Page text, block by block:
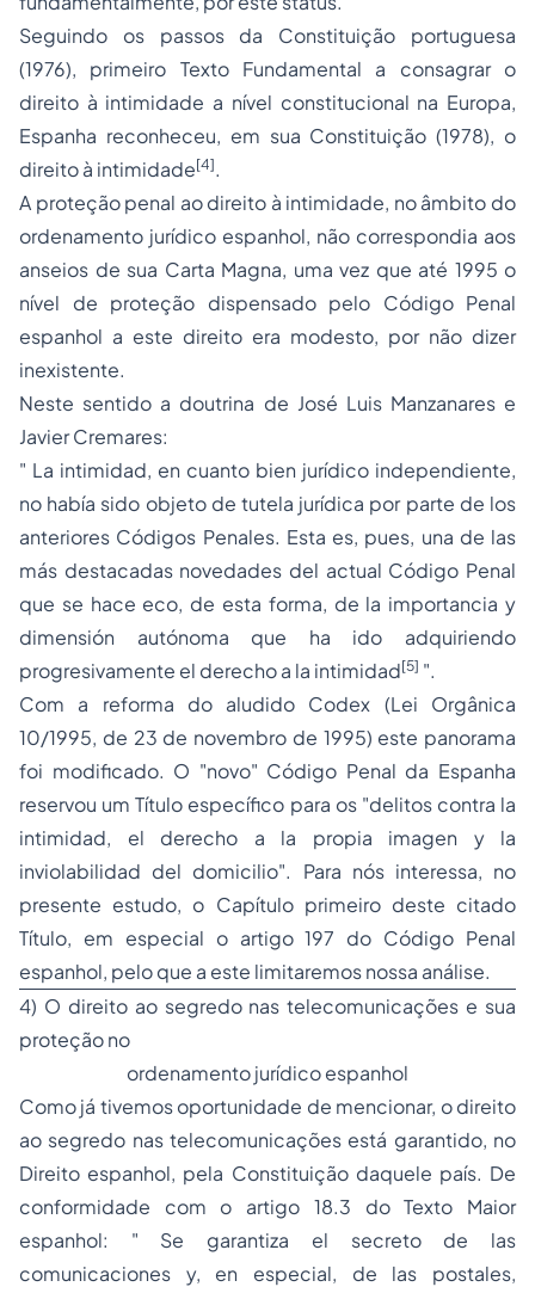
Seguindo os passos da Constituição portuguesa
(1976), primeiro Texto Fundamental a consagrar o
direito à intimidade a nível constitucional na Europa,
Espanha reconheceu, em sua Constituição (1978), o
direito à intimidade[4].
A proteção penal ao direito à intimidade, no âmbito do
ordenamento jurídico espanhol, não correspondia aos
anseios de sua Carta Magna, uma vez que até 1995 o
nível de proteção dispensado pelo Código Penal
espanhol a este direito era modesto, por não dizer
inexistente.
Neste sentido a doutrina de José Luis Manzanares e
Javier Cremares:
" La intimidad, en cuanto bien jurídico independiente,
no había sido objeto de tutela jurídica por parte de los
anteriores Códigos Penales. Esta es, pues, una de las
más destacadas novedades del actual Código Penal
que se hace eco, de esta forma, de la importancia y
dimensión autónoma que ha ido adquiriendo
progresivamente el derecho a la intimidad[5] ".
Com a reforma do aludido Codex (Lei Orgânica
10/1995, de 23 de novembro de 1995) este panorama
foi modificado. O "novo" Código Penal da Espanha
reservou um Título específico para os "delitos contra la
intimidad, el derecho a la propia imagen y la
inviolabilidad del domicilio". Para nós interessa, no
presente estudo, o Capítulo primeiro deste citado
Título, em especial o artigo 197 do Código Penal
espanhol, pelo que a este limitaremos nossa análise.
4) O direito ao segredo nas telecomunicações e sua
proteção no
ordenamento jurídico espanhol
Como já tivemos oportunidade de mencionar, o direito
ao segredo nas telecomunicações está garantido, no
Direito espanhol, pela Constituição daquele país. De
conformidade com o artigo 18.3 do Texto Maior
espanhol: " Se garantiza el secreto de las
comunicaciones y, en especial, de las postales,